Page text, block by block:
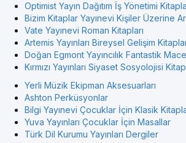
Optimist Yayın Dağıtım İş Yönetimi
Bizim Kitaplar Yayınevi Kişiler Üzerine
Vate Yayınevi Roman Kitapları
Artemis Yayınları Bireysel Gelişim
Doğan Egmont Yayıncılık Fantastik
Kırmızı Yayınları Siyaset Sosyolojisi
Yerli Müzik Ekipman Aksesuarları
Ashton Perküsyonlar
Bilgi Yayınevi Çocuklar İçin Klasik
Yuva Yayınları Çocuklar İçin Masallar
Türk Dil Kurumu Yayınları Dergiler